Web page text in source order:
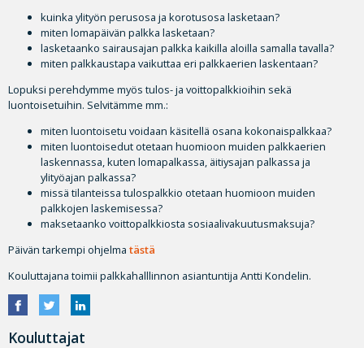
kuinka ylityön perusosa ja korotusosa lasketaan?
miten lomapäivän palkka lasketaan?
lasketaanko sairausajan palkka kaikilla aloilla samalla tavalla?
miten palkkaustapa vaikuttaa eri palkkaerien laskentaan?
Lopuksi perehdymme myös tulos- ja voittopalkkioihin sekä
luontoisetuihin. Selvitämme mm.:
miten luontoisetu voidaan käsitellä osana kokonaispalkkaa?
miten luontoisedut otetaan huomioon muiden palkkaerien
laskennassa, kuten lomapalkassa, äitiysajan palkassa ja
ylityöajan palkassa?
missä tilanteissa tulospalkkio otetaan huomioon muiden
palkkojen laskemisessa?
maksetaanko voittopalkkiosta sosiaalivakuutusmaksuja?
Päivän tarkempi ohjelma tästä
Kouluttajana toimii palkkahalllinnon asiantuntija Antti Kondelin.
Kouluttajat